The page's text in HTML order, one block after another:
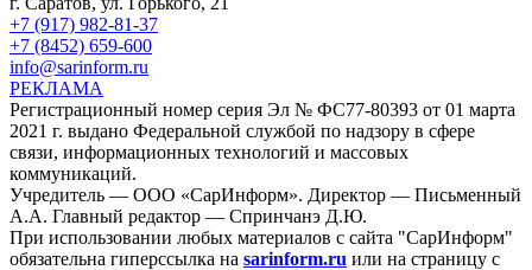
+7 (917) 982-81-37
+7 (8452) 659-600
info@sarinform.ru
РЕКЛАМА
Регистрационный номер серия Эл № ФС77-80393 от 01 марта
2021 г. выдано Федеральной службой по надзору в сфере
связи, информационных технологий и массовых
коммуникаций.
Учредитель — ООО «СарИнформ». Директор — Письменный
А.А. Главный редактор — Спринчанэ Д.Ю.
При использовании любых материалов с сайта "СарИнформ"
обязательна гиперссылка на sarinform.ru или на страницу с